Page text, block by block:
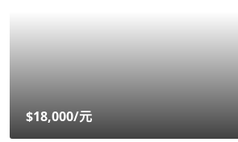
$18,000/元